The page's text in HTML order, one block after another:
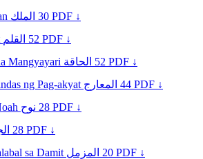
الملك 30 PDF ↓
القلم 52 PDF ↓
Mangyayari الحاقة 52 PDF ↓
ng Pag-akyat المعارج 44 PDF ↓
نوح 28 PDF ↓
28 PDF ↓
sa Damit المزمل 20 PDF ↓